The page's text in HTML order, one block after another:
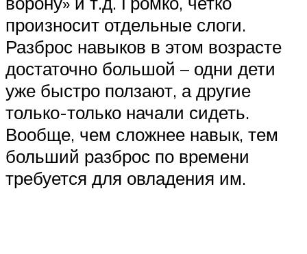
произносит отдельные слоги.
Разброс навыков в этом возрасте
достаточно большой – одни дети
уже быстро ползают, а другие
только-только начали сидеть.
Вообще, чем сложнее навык, тем
больший разброс по времени
требуется для овладения им.